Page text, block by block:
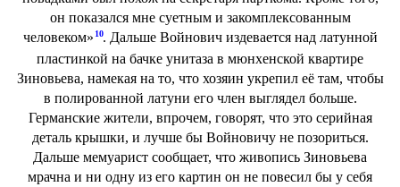
он показался мне суетным и закомплексованным
человеком» 10. Дальше Войнович издевается над латунной
пластинкой на бачке унитаза в мюнхенской квартире
Зиновьева, намекая на то, что хозяин укрепил её там, чтобы
в полированной латуни его член выглядел больше.
Германские жители, впрочем, говорят, что это серийная
деталь крышки, и лучше бы Войновичу не позориться.
Дальше мемуарист сообщает, что живопись Зиновьева
мрачна и ни одну из его картин он не повесил бы у себя